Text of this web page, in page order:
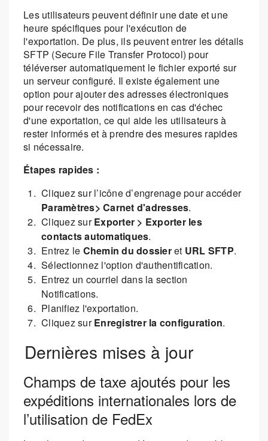
Les utilisateurs peuvent définir une date et une
heure spécifiques pour l'exécution de
l'exportation. De plus, ils peuvent entrer les détails
SFTP (Secure File Transfer Protocol) pour
téléverser automatiquement le fichier exporté sur
un serveur configuré. Il existe également une
option pour ajouter des adresses électroniques
pour recevoir des notifications en cas d'échec
d'une exportation, ce qui aide les utilisateurs à
rester informés et à prendre des mesures rapides
si nécessaire.
Étapes rapides :
Cliquez sur l’icône d’engrenage pour accéder
Paramètres> Carnet d'adresses.
Cliquez surExporter > Exporter les
contacts automatiques.
Entrez le Chemin du dossieret URL SFTP.
Sélectionnez l'option d'authentification.
Entrez un courriel dans la section
Notifications.
Planifiez l'exportation.
Cliquez surEnregistrer la configuration.
Dernières mises à jour
Champs de taxe ajoutés pour les
expéditions internationales lors de
l’utilisation de FedEx